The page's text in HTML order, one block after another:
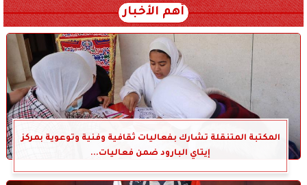
أهم الأخبار
المكتبة المتنقلة تشارك بفعاليات ثقافية وفنية وتوعوية بمركز
إيتاي البارود ضمن فعاليات...